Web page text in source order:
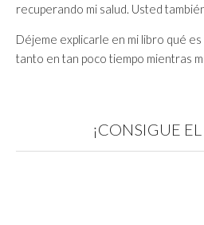
recuperando mi salud. Usted
Déjeme explicarle en mi libro qué
tanto en tan poco tiempo mientras
¡CONSIGUE